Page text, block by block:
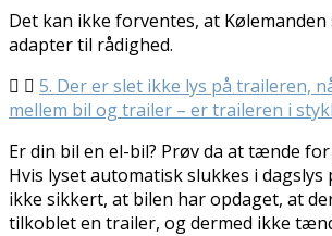
Det kan ikke forventes, at
adapter til rådighed.
5. Der er slet ikke lys på traileren,
mellem bil og trailer – er traileren i
Er din bil en el-bil? Prøv da at tænde
Hvis lyset automatisk slukkes i dagslys
ikke sikkert, at bilen har opdaget, at
tilkoblet en trailer, og dermed ikke